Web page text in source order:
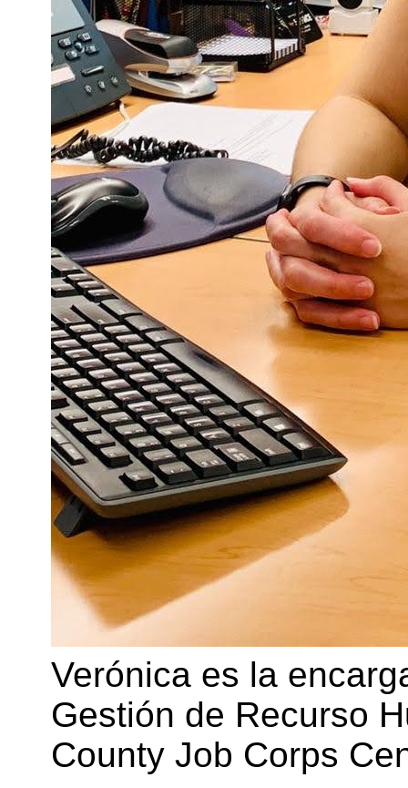
Verónica es la
Gestión de Recurso
County Job Corps